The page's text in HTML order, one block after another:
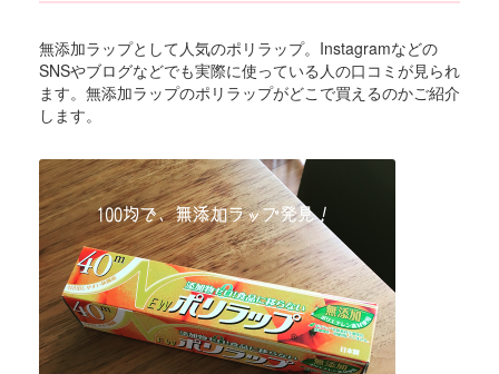
無添加ラップとして人気のポリラップ。Instagramなどの
SNSやブログなどでも実際に使っている人の口コミが見られ
ます。無添加ラップのポリラップがどこで買えるのかご紹介
します。